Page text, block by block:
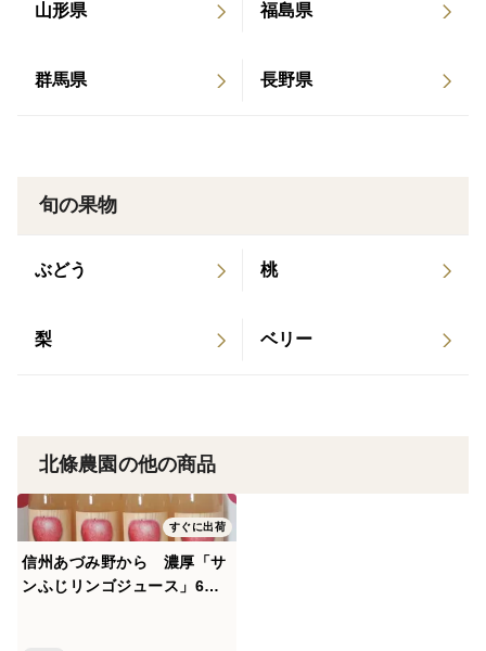
山形県 福島県
群馬県 長野県
旬の果物
ぶどう 桃
梨 ベリー
北條農園の他の商品
すぐに出荷
信州あづみ野から 濃厚「サ
ンふじリンゴジュース」6本